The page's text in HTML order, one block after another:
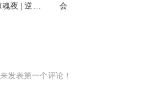
夜 | 逆袭 |
会
发表第一个评论！